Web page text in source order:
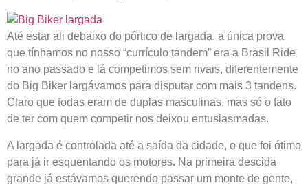
Até estar ali debaixo do pórtico de largada, a única prova
que tínhamos no nosso “currículo tandem” era a Brasil Ride
no ano passado e lá competimos sem rivais, diferentemente
do Big Biker largávamos para disputar com mais 3 tandens.
Claro que todas eram de duplas masculinas, mas só o fato
de ter com quem competir nos deixou entusiasmadas.
A largada é controlada até a saída da cidade, o que foi ótimo
para já ir esquentando os motores. Na primeira descida
grande já estávamos querendo passar um monte de gente,